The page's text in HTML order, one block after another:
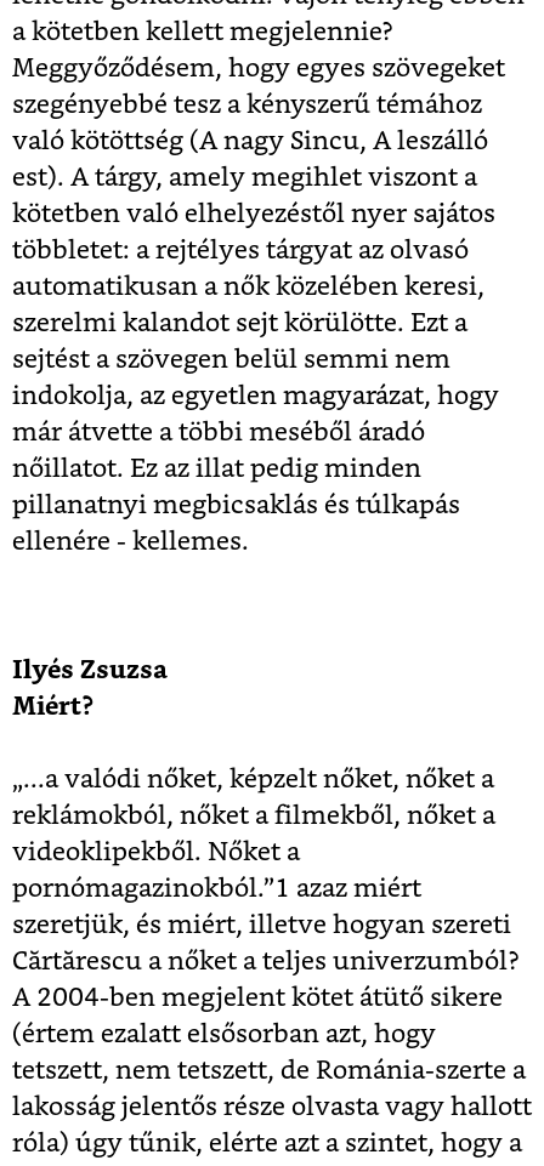
a kötetben kellett megjelennie?
Meggyőződésem, hogy egyes szövegeket
szegényebbé tesz a kényszerű témához
való kötöttség (A nagy Sincu, A leszálló
est). A tárgy, amely megihlet viszont a
kötetben való elhelyezéstől nyer sajátos
többletet: a rejtélyes tárgyat az olvasó
automatikusan a nők közelében keresi,
szerelmi kalandot sejt körülötte. Ezt a
sejtést a szövegen belül semmi nem
indokolja, az egyetlen magyarázat, hogy
már átvette a többi meséből áradó
nőillatot. Ez az illat pedig minden
pillanatnyi megbicsaklás és túlkapás
ellenére - kellemes.
Ilyés Zsuzsa
Miért?
„...a valódi nőket, képzelt nőket, nőket a
reklámokból, nőket a filmekből, nőket a
videoklipekből. Nőket a
pornómagazinokból.”1 azaz miért
szeretjük, és miért, illetve hogyan szereti
Cărtărescu a nőket a teljes univerzumból?
A 2004-ben megjelent kötet átütő sikere
(értem ezalatt elsősorban azt, hogy
tetszett, nem tetszett, de Románia-szerte a
lakosság jelentős része olvasta vagy hallott
róla) úgy tűnik, elérte azt a szintet, hogy a